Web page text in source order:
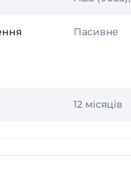
Пасивне
12 місяців